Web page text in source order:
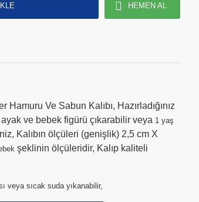
HEMEN AL
Ve Sabun Kalıbı, Hazırladığınız
ve bebek figürü çıkarabilir veya 1 yaş
Kalıbın ölçüleri (genişlik) 2,5 cm X
şeklinin ölçüleridir, Kalıp kaliteli
veya sıcak suda yıkanabilir,